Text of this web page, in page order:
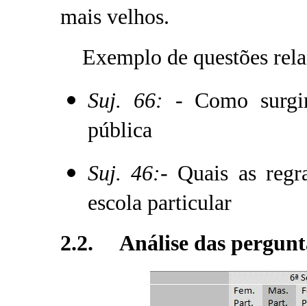
mais velhos.
Exemplo de questões
Suj. 66: - Como
pública
Suj. 46:- Quais as
escola particular
2.2. Análise das